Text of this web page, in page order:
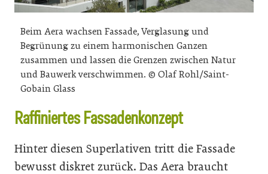
Beim Aera wachsen Fassade, Verglasung und
Begrünung zu einem harmonischen Ganzen
zusammen und lassen die Grenzen zwischen Natur
und Bauwerk verschwimmen. © Olaf Rohl/Saint-
Gobain Glass
Raffiniertes Fassadenkonzept
Hinter diesen Superlativen tritt die Fassade
bewusst diskret zurück. Das Aera braucht